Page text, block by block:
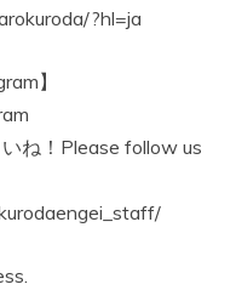
?hl=ja
】
ね！Please follow us